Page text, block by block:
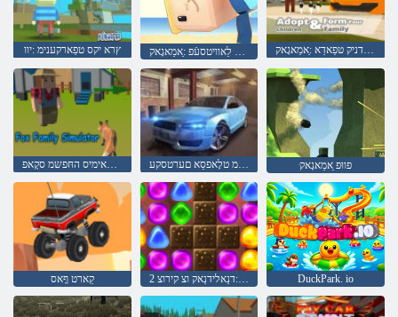
ץרא יקס טפַארקענימ :יוו החּפשמ ןייד םערָאפ ןוא רעדניק טּפַאדַא :ַאמַאגָאק
רעטיילַאימיס החּפשמ סקָאפ גניסַאר ןישַאמ טלָאפסַא םערטסקע ּפווּפ ַאמַאגָאק
קַארט ףָאס 2 עדָאסיּפע :דנַאלידנַאק וצ קירוצ DuckPark. io